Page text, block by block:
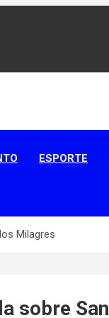
ESPORTE
Milagres
sobre